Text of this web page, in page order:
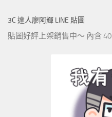
3C 達人廖阿輝 LINE 貼圖
貼圖好評上架銷售中～ 內含